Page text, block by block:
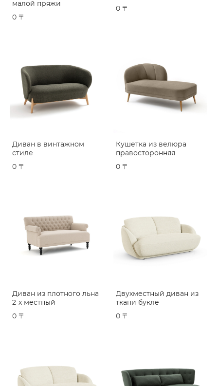
малой пряжи
0 〒
0 〒
Диван в винтажном
стиле
0 〒
Кушетка из велюра
правосторонняя
0 〒
Диван из плотного льна
2-х местный
0 〒
Двухместный диван из
ткани букле
0 〒